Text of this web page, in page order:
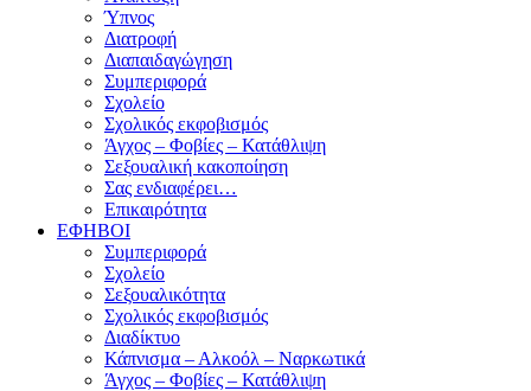
Ύπνος
Διατροφή
Διαπαιδαγώγηση
Συμπεριφορά
Σχολείο
Σχολικός εκφοβισμός
Άγχος – Φοβίες – Κατάθλιψη
Σεξουαλική κακοποίηση
Σας ενδιαφέρει…
Επικαιρότητα
ΕΦΗΒΟΙ
Συμπεριφορά
Σχολείο
Σεξουαλικότητα
Σχολικός εκφοβισμός
Διαδίκτυο
Κάπνισμα – Αλκοόλ – Ναρκωτικά
Άγχος – Φοβίες – Κατάθλιψη